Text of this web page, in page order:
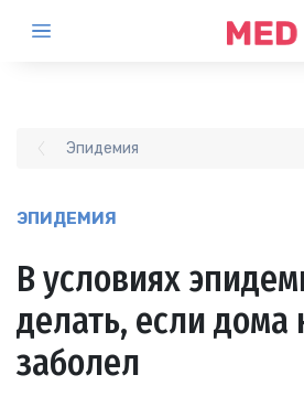
Эпидемия
ЭПИДЕМИЯ
В условиях
делать, если дома
заболел